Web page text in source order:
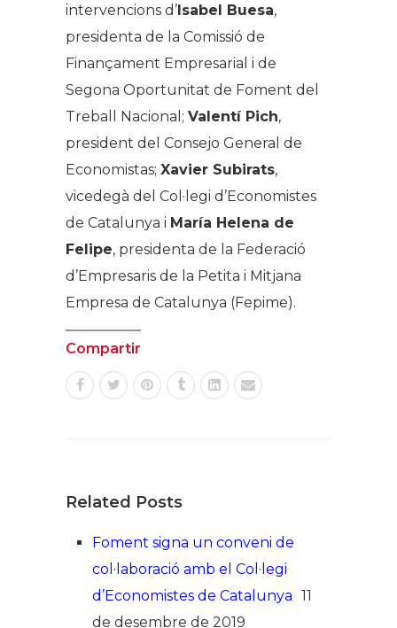
intervencions d’Isabel Buesa,
presidenta de la Comissió de
Finançament Empresarial i de
Segona Oportunitat de Foment del
Treball Nacional; Valentí Pich,
president del Consejo General de
Economistas; Xavier Subirats,
vicedegà del Col·legi d’Economistes
de Catalunya i María Helena de
Felipe, presidenta de la Federació
d’Empresaris de la Petita i Mitjana
Empresa de Catalunya (Fepime).
Compartir
Related Posts
Foment signa un conveni de
col·laboració amb el Col·legi
d’Economistes de Catalunya 11
de desembre de 2019